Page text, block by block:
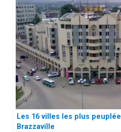
Les 16 villes les plus
Brazzaville